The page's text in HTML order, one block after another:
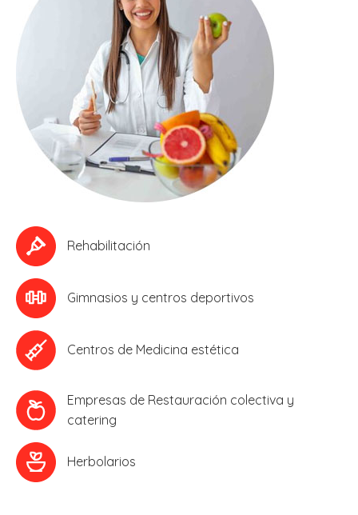
Rehabilitación
Gimnasios y centros deportivos
Centros de Medicina estética
Empresas de Restauración colectiva y
catering
Herbolarios